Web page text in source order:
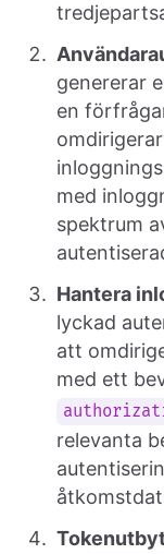
genererar
en
med
spektrum
Hantera
lyckad
att
med ett
relevanta